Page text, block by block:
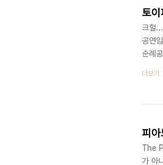
토
크헐
공연
순례
다.
러리
더보기
피
The
가 아